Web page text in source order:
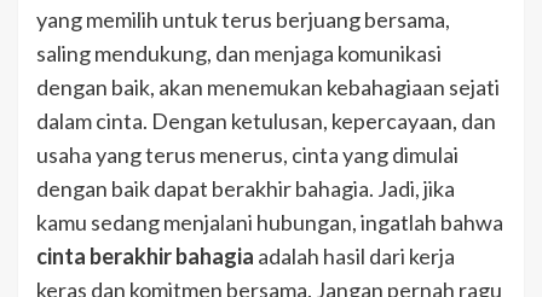
yang memilih untuk terus berjuang bersama,
saling mendukung, dan menjaga komunikasi
dengan baik, akan menemukan kebahagiaan sejati
dalam cinta. Dengan ketulusan, kepercayaan, dan
usaha yang terus menerus, cinta yang dimulai
dengan baik dapat berakhir bahagia. Jadi, jika
kamu sedang menjalani hubungan, ingatlah bahwa
cinta berakhir bahagia adalah hasil dari kerja
keras dan komitmen bersama. Jangan pernah ragu